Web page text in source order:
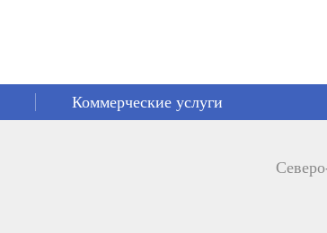
Коммерческие услуги